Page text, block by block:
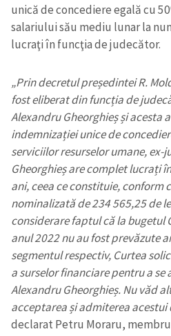
unică de concediere egală cu
salariului său mediu lunar la
lucraţi în funcţia de judecător.
„Prin decretul președintei R.
fost eliberat din funcția de
Alexandru Gheorghieș și acesta
indemnizației unice de
serviciilor resurselor umane,
Gheorghieș are complet lucrați
ani, ceea ce constituie, conform
nominalizată de 234 565,25 de
considerare faptul că la bugetul
anul 2022 nu au fost prevăzute
segmentul respectiv, Curtea
a surselor financiare pentru a
Alexandru Gheorghieș. Nu văd
acceptarea și admiterea acestui
declarat Petru Moraru, membru